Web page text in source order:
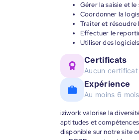
Gérer la saisie et
Coordonner la
Traiter et résoudre
Effectuer le
Utiliser des
Certificats
Aucun
Expérience
Au moins 6 mois
iziwork valorise la
aptitudes et
disponible sur notre site